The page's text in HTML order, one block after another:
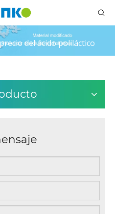
precio del ácido poliláctico